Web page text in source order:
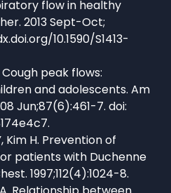
flow in healthy
2013 Sept-Oct;
10.1590/S1413-
Cough peak flows:
and adolescents. Am
Jun;87(6):461-7. doi:
Kim H. Prevention of
patients with Duchenne
1997;112(4):1024-8.